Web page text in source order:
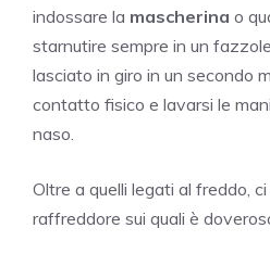
indossare la mascherina o
starnutire sempre in un
lasciato in giro in un secondo
contatto fisico e lavarsi le
naso.
Oltre a quelli legati al freddo,
raffreddore sui quali è